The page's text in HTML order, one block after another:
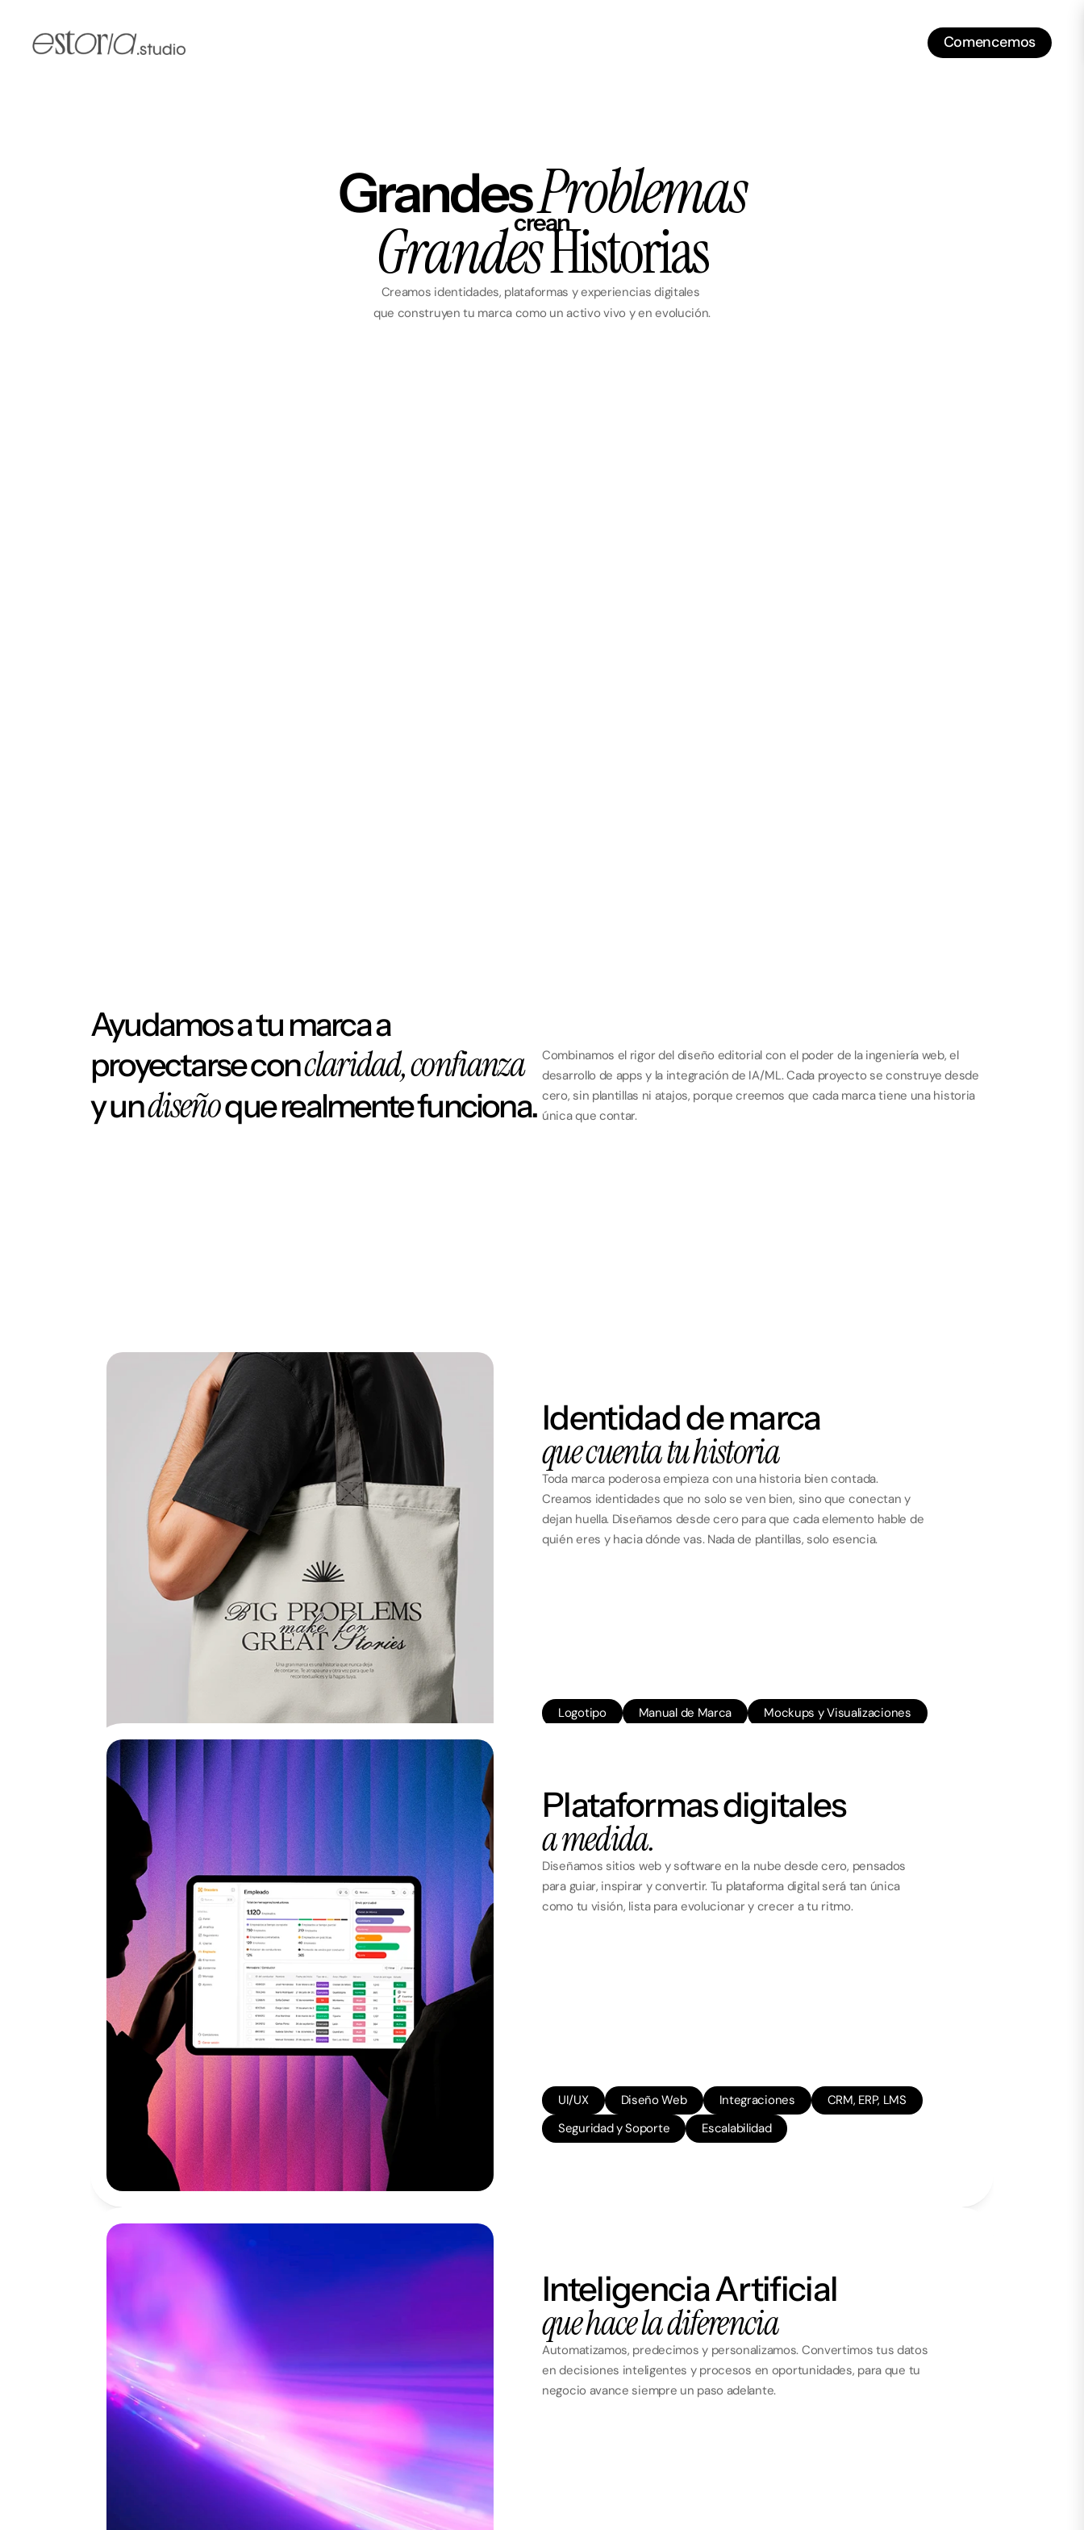
Comencemos
Comencemos
Grandes Problemas
crean
Grandes Historias
Creamos identidades, plataformas y experiencias digitales
que construyen tu marca como un activo vivo y en evolución.
Ayudamos a tu marca a
proyectarse conclaridad, confianza
y undiseñoque realmente funciona.
Combinamos el rigor del diseño editorial con el poder de la ingeniería web, el
desarrollo de apps y la integración de IA/ML. Cada proyecto se construye desde
cero, sin plantillas ni atajos, porque creemos que cada marca tiene una historia
única que contar.
Identidad de marca
que cuenta tu historia
Toda marca poderosa empieza con una historia bien contada.
Creamos identidades que no solo se ven bien, sino que conectan y
dejan huella. Diseñamos desde cero para que cada elemento hable de
quién eres y hacia dónde vas. Nada de plantillas, solo esencia.
Logotipo Manual de Marca
Mockups y Visualizaciones
Plataformas digitales
a medida.
Diseñamos sitios web y software en la nube desde cero, pensados
para guiar, inspirar y convertir. Tu plataforma digital será tan única
como tu visión, lista para evolucionar y crecer a tu ritmo.
UI/UX Diseño Web Integraciones
CRM, ERP, LMS
Seguridad y Soporte
Escalabilidad
Inteligencia Artificial
que hace la diferencia
Automatizamos, predecimos y personalizamos. Convertimos tus datos
en decisiones inteligentes y procesos en oportunidades, para que tu
negocio avance siempre un paso adelante.